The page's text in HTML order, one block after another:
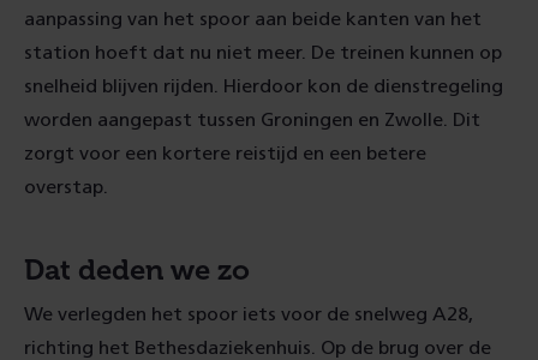
aanpassing van het spoor aan beide kanten van het
station hoeft dat nu niet meer. De treinen kunnen op
snelheid blijven rijden. Hierdoor kon de dienstregeling
worden aangepast tussen Groningen en Zwolle. Dit
zorgt voor een kortere reistijd en een betere
overstap.
Dat deden we zo
We verlegden het spoor iets voor de snelweg A28,
richting het Bethesdaziekenhuis. Op de brug over de